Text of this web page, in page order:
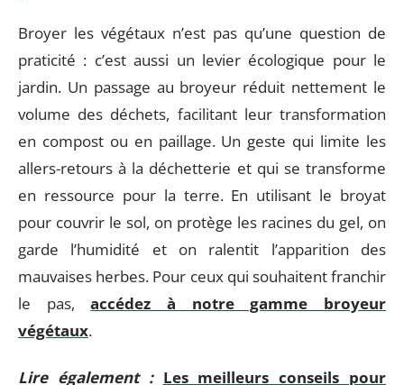
Broyer les végétaux n’est pas qu’une question de
praticité : c’est aussi un levier écologique pour le
jardin. Un passage au broyeur réduit nettement le
volume des déchets, facilitant leur transformation
en compost ou en paillage. Un geste qui limite les
allers-retours à la déchetterie et qui se transforme
en ressource pour la terre. En utilisant le broyat
pour couvrir le sol, on protège les racines du gel, on
garde l’humidité et on ralentit l’apparition des
mauvaises herbes. Pour ceux qui souhaitent franchir
le pas,accédez à notre gamme broyeur
végétaux.
Lire également : Les meilleurs conseils pour